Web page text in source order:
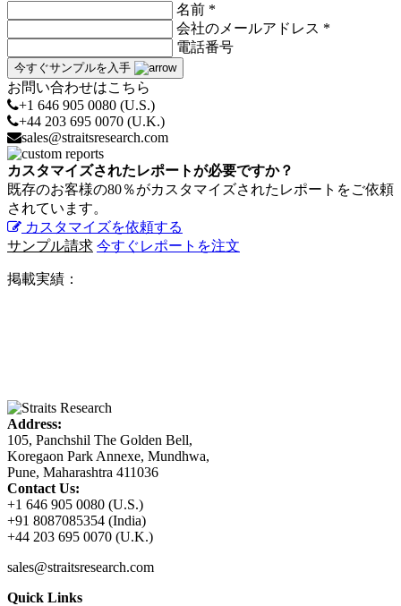
名前 *
会社のメールアドレス *
電話番号
今すぐサンプルを入手
お問い合わせはこちら
+1 646 905 0080 (U.S.)
+44 203 695 0070 (U.K.)
sales@straitsresearch.com
カスタマイズされたレポートが必要ですか？
既存のお客様の80％がカスタマイズされたレポートをご依頼
されています。
カスタマイズを依頼する
サンプル請求 今すぐレポートを注文
掲載実績：
Address:
105, Panchshil The Golden Bell,
Koregaon Park Annexe, Mundhwa,
Pune, Maharashtra 411036
Contact Us:
+1 646 905 0080 (U.S.)
+91 8087085354 (India)
+44 203 695 0070 (U.K.)
sales@straitsresearch.com
Quick Links